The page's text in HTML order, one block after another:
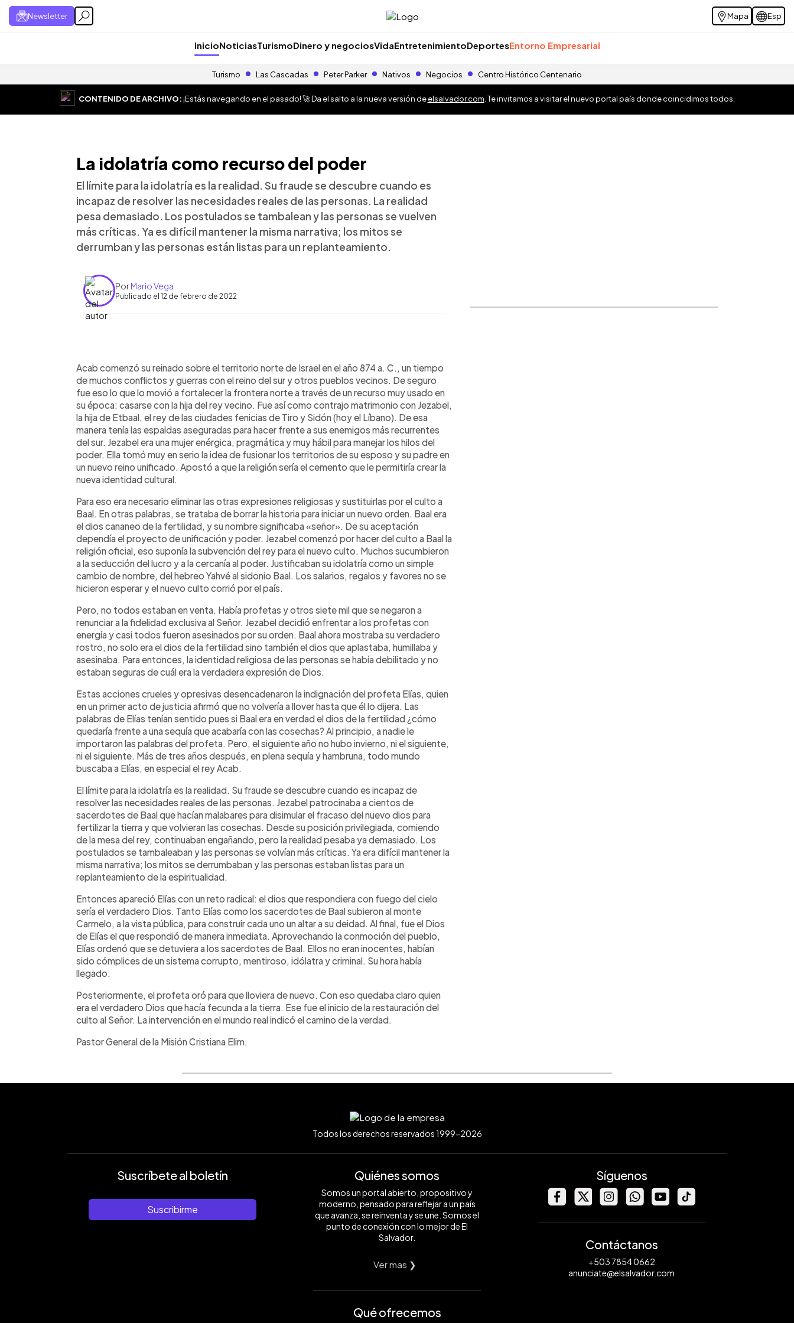
Newsletter Mapa Esp
InicioNoticiasTurismoDinero y negociosVidaEntretenimientoDeportesEntorno Empresarial
Turismo Las Cascadas Peter Parker Nativos Negocios Centro Histórico Centenario
CONTENIDO DE ARCHIVO:¡Estás navegando en el pasado! 🚀 Da el salto a la nueva versión deelsalvador.com . Te invitamos a visitar el nuevo portal país donde coincidimos todos.
La idolatría como recurso del poder
El límite para la idolatría es la realidad. Su fraude se descubre cuando es
incapaz de resolver las necesidades reales de las personas. La realidad
pesa demasiado. Los postulados se tambalean y las personas se vuelven
más críticas. Ya es difícil mantener la misma narrativa; los mitos se
derrumban y las personas están listas para un replanteamiento.
PorMario Vega
Publicado el 12 de febrero de 2022
Escuchar artículo
Acab comenzó su reinado sobre el territorio norte de Israel en el año 874 a. C., un tiempo
de muchos conflictos y guerras con el reino del sur y otros pueblos vecinos. De seguro
fue eso lo que lo movió a fortalecer la frontera norte a través de un recurso muy usado en
su época: casarse con la hija del rey vecino. Fue así como contrajo matrimonio con Jezabel,
la hija de Etbaal, el rey de las ciudades fenicias de Tiro y Sidón (hoy el Líbano). De esa
manera tenía las espaldas aseguradas para hacer frente a sus enemigos más recurrentes
del sur. Jezabel era una mujer enérgica, pragmática y muy hábil para manejar los hilos del
poder. Ella tomó muy en serio la idea de fusionar los territorios de su esposo y su padre en
un nuevo reino unificado. Apostó a que la religión sería el cemento que le permitiría crear la
nueva identidad cultural.
Para eso era necesario eliminar las otras expresiones religiosas y sustituirlas por el culto a
Baal. En otras palabras, se trataba de borrar la historia para iniciar un nuevo orden. Baal era
el dios cananeo de la fertilidad, y su nombre significaba «señor». De su aceptación
dependía el proyecto de unificación y poder. Jezabel comenzó por hacer del culto a Baal la
religión oficial, eso suponía la subvención del rey para el nuevo culto. Muchos sucumbieron
a la seducción del lucro y a la cercanía al poder. Justificaban su idolatría como un simple
cambio de nombre, del hebreo Yahvé al sidonio Baal. Los salarios, regalos y favores no se
hicieron esperar y el nuevo culto corrió por el país.
Pero, no todos estaban en venta. Había profetas y otros siete mil que se negaron a
renunciar a la fidelidad exclusiva al Señor. Jezabel decidió enfrentar a los profetas con
energía y casi todos fueron asesinados por su orden. Baal ahora mostraba su verdadero
rostro, no solo era el dios de la fertilidad sino también el dios que aplastaba, humillaba y
asesinaba. Para entonces, la identidad religiosa de las personas se había debilitado y no
estaban seguras de cuál era la verdadera expresión de Dios.
Estas acciones crueles y opresivas desencadenaron la indignación del profeta Elías, quien
en un primer acto de justicia afirmó que no volvería a llover hasta que él lo dijera. Las
palabras de Elías tenían sentido pues si Baal era en verdad el dios de la fertilidad ¿cómo
quedaría frente a una sequía que acabaría con las cosechas? Al principio, a nadie le
importaron las palabras del profeta. Pero, el siguiente año no hubo invierno, ni el siguiente,
ni el siguiente. Más de tres años después, en plena sequía y hambruna, todo mundo
buscaba a Elías, en especial el rey Acab.
El límite para la idolatría es la realidad. Su fraude se descubre cuando es incapaz de
resolver las necesidades reales de las personas. Jezabel patrocinaba a cientos de
sacerdotes de Baal que hacían malabares para disimular el fracaso del nuevo dios para
fertilizar la tierra y que volvieran las cosechas. Desde su posición privilegiada, comiendo
de la mesa del rey, continuaban engañando, pero la realidad pesaba ya demasiado. Los
postulados se tambaleaban y las personas se volvían más críticas. Ya era difícil mantener la
misma narrativa; los mitos se derrumbaban y las personas estaban listas para un
replanteamiento de la espiritualidad.
Entonces apareció Elías con un reto radical: el dios que respondiera con fuego del cielo
sería el verdadero Dios. Tanto Elías como los sacerdotes de Baal subieron al monte
Carmelo, a la vista pública, para construir cada uno un altar a su deidad. Al final, fue el Dios
de Elías el que respondió de manera inmediata. Aprovechando la conmoción del pueblo,
Elías ordenó que se detuviera a los sacerdotes de Baal. Ellos no eran inocentes, habían
sido cómplices de un sistema corrupto, mentiroso, idólatra y criminal. Su hora había
llegado.
Posteriormente, el profeta oró para que lloviera de nuevo. Con eso quedaba claro quien
era el verdadero Dios que hacía fecunda a la tierra. Ese fue el inicio de la restauración del
culto al Señor. La intervención en el mundo real indicó el camino de la verdad.
Pastor General de la Misión Cristiana Elim.
Todos los derechos reservados 1999-2026
Suscríbete al boletín
Suscribirme
Quiénes somos
Somos un portal abierto, propositivo y
moderno, pensado para reflejar a un país
que avanza, se reinventa y se une. Somos el
punto de conexión con lo mejor de El
Salvador.
Ver mas ❯
Qué ofrecemos
Síguenos
Contáctanos
+503 7854 0662
anunciate@elsalvador.com